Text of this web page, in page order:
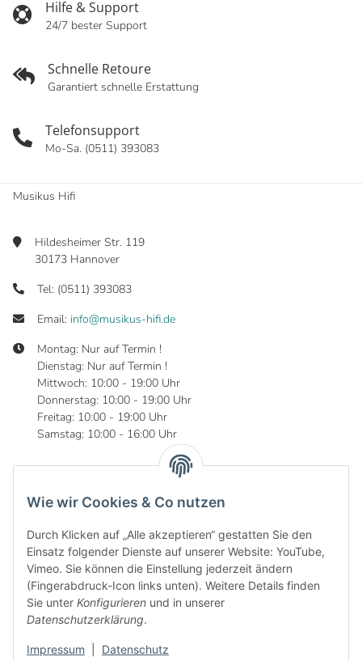
Wie wir Cookies & Co nutzen
Durch Klicken auf „Alle akzeptieren“ gestatten Sie den
Einsatz folgender Dienste auf unserer Website: YouTube,
Vimeo. Sie können die Einstellung jederzeit ändern
(Fingerabdruck-Icon links unten). Weitere Details finden
Sie unter Konfigurieren und in unserer
Datenschutzerklärung.
Impressum Datenschutz
Hilfe & Support
24/7 bester Support
Schnelle Retoure
Garantiert schnelle Erstattung
Telefonsupport
Mo-Sa. (0511) 393083
Musikus Hifi
Hildesheimer Str. 119
30173 Hannover
Tel: (0511) 393083
Email: info@musikus-hifi.de
Montag: Nur auf Termin !
Dienstag: Nur auf Termin !
Mittwoch: 10:00 - 19:00 Uhr
Donnerstag: 10:00 - 19:00 Uhr
Freitag: 10:00 - 19:00 Uhr
Samstag: 10:00 - 16:00 Uhr
Informationen
Gesetzliche Informationen